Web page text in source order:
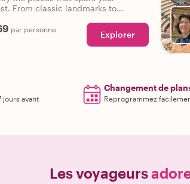
From classic landmarks to
par personne Explorer
jours avant
Changement de
Reprogrammez
Les voyageurs